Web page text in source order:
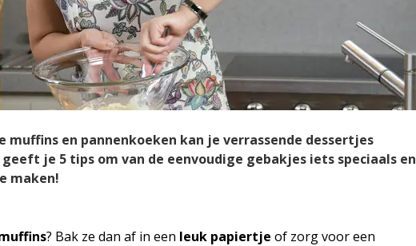
muffins en pannenkoeken kan je verrassende dessertjes
je 5 tips om van de eenvoudige gebakjes iets speciaals en
maken!
? Bak ze dan af in een leuk papiertje of zorg voor een